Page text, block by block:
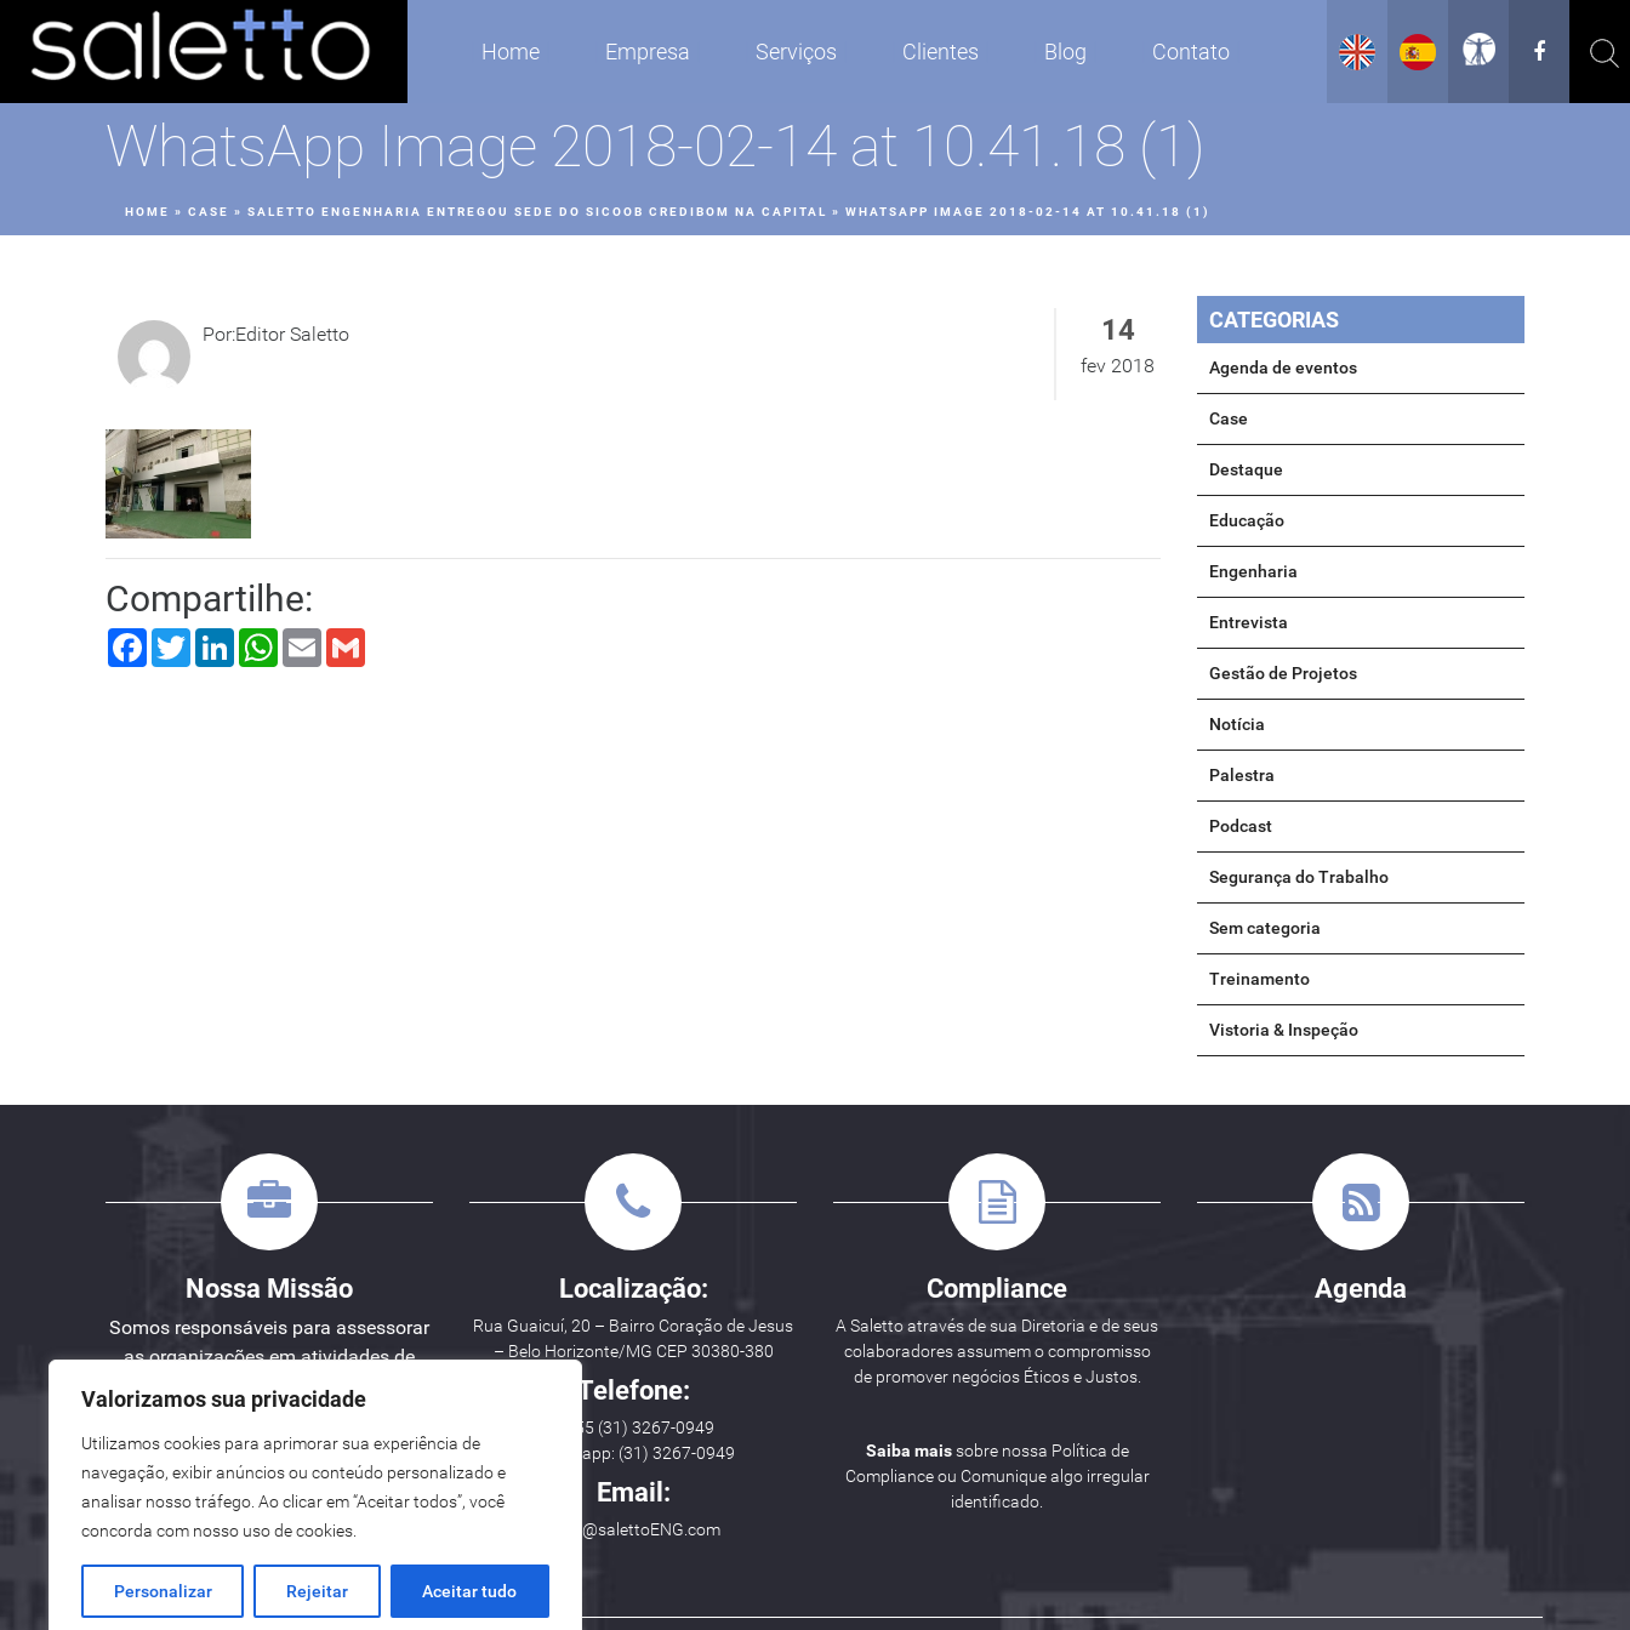
Valorizamos sua privacidade
Utilizamos cookies para aprimorar sua experiência de
navegação, exibir anúncios ou conteúdo personalizado e
analisar nosso tráfego. Ao clicar em “Aceitar todos”, você
concorda com nosso uso de cookies.
Personalizar Rejeitar Aceitar tudo
Home Empresa Serviços Clientes Blog Contato
WhatsApp Image 2018-02-14 at 10.41.18 (1)
HOME » CASE » SALETTO ENGENHARIA ENTREGOU SEDE DO SICOOB CREDIBOM NA CAPITAL » WHATSAPP IMAGE 2018-02-14 AT 10.41.18 (1)
Por:Editor Saletto 14
fev 2018
Compartilhe:
FacebookTwitterLinkedInWhatsApp
Email
CATEGORIAS
Agenda de eventos
Case
Destaque
Educação
Engenharia
Entrevista
Gestão de Projetos
Notícia
Palestra
Podcast
Segurança do Trabalho
Sem categoria
Treinamento
Vistoria & Inspeção
Nossa Missão
Somos responsáveis para assessorar
as organizações em atividades de
Engenharia, Planejamento e Gestão
de Projetos.
See here an English version for you.
Vea aquí una versión en español para ti.
Localização:
Rua Guaicuí, 20 – Bairro Coração de Jesus
– Belo Horizonte/MG CEP 30380-380
Telefone:
++ 55 (31) 3267-0949
Whatsapp: (31) 3267-0949
Email:
hello@salettoENG.com
Compliance
A Saletto através de sua Diretoria e de seus
colaboradores assumem o compromisso
de promover negócios Éticos e Justos.
Saiba maissobre nossa Política de
Compliance ou Comunique algo irregular
identificado.
Agenda